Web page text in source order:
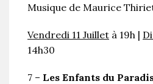
Musique de Maurice
Vendredi 11 Juillet à 19h |
14h30
7 – Les Enfants du